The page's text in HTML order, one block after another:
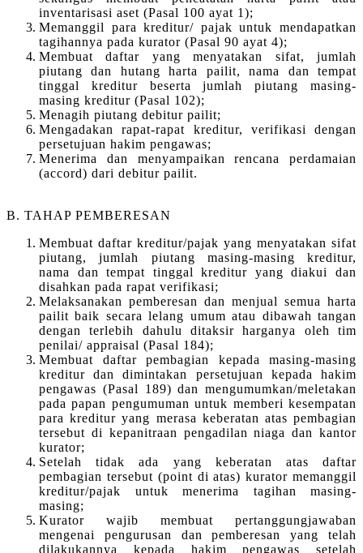
inventarisasi aset (Pasal 100 ayat 1);
Memanggil para kreditur/ pajak untuk mendapatkan
tagihannya pada kurator (Pasal 90 ayat 4);
Membuat daftar yang menyatakan sifat, jumlah
piutang dan hutang harta pailit, nama dan tempat
tinggal kreditur beserta jumlah piutang masing-
masing kreditur (Pasal 102);
Menagih piutang debitur pailit;
Mengadakan rapat-rapat kreditur, verifikasi dengan
persetujuan hakim pengawas;
Menerima dan menyampaikan rencana perdamaian
(accord) dari debitur pailit.
B. TAHAP PEMBERESAN
Membuat daftar kreditur/pajak yang menyatakan sifat
piutang, jumlah piutang masing-masing kreditur,
nama dan tempat tinggal kreditur yang diakui dan
disahkan pada rapat verifikasi;
Melaksanakan pemberesan dan menjual semua harta
pailit baik secara lelang umum atau dibawah tangan
dengan terlebih dahulu ditaksir harganya oleh tim
penilai/ appraisal (Pasal 184);
Membuat daftar pembagian kepada masing-masing
kreditur dan dimintakan persetujuan kepada hakim
pengawas (Pasal 189) dan mengumumkan/meletakan
pada papan pengumuman untuk memberi kesempatan
para kreditur yang merasa keberatan atas pembagian
tersebut di kepanitraan pengadilan niaga dan kantor
kurator;
Setelah tidak ada yang keberatan atas daftar
pembagian tersebut (point di atas) kurator memanggil
kreditur/pajak untuk menerima tagihan masing-
masing;
Kurator wajib membuat pertanggungjawaban
mengenai pengurusan dan pemberesan yang telah
dilakukannya kepada hakim pengawas setelah